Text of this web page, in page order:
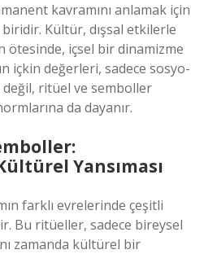
kavramını anlamak için
Kültür, dışsal etkilerle
ötesinde, içsel bir dinamizme
içkin değerleri, sadece sosyo-
değil, ritüel ve semboller
da dayanır.
Yansıması
farklı evrelerinde çeşitli
Bu ritüeller, sadece bireysel
zamanda kültürel bir